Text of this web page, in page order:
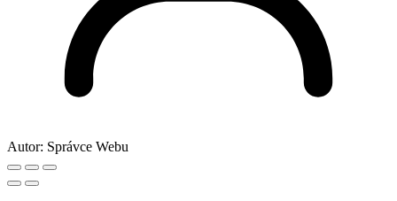
Autor: Správce Webu